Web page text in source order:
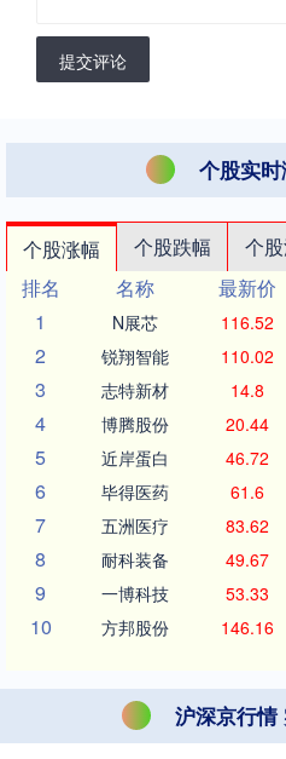
提交评论
个股实
个股涨幅 个股跌幅 个
排名
名称 最新价
1
N展芯 116.52
2 锐翔智能 110.02
3 志特新材 14.8
4 博腾股份 20.44
5 近岸蛋白 46.72
6 毕得医药 61.6
7 五洲医疗 83.62
8 耐科装备 49.67
9 一博科技 53.33
10 方邦股份 146.16
沪深京行情